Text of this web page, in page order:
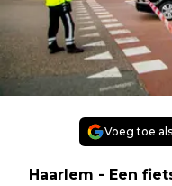
Voeg toe
Haarlem - Een